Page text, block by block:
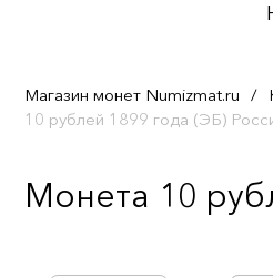
Магазин монет Numizmat.ru /
10 рублей 1899 года (ЭБ)
Монета 10